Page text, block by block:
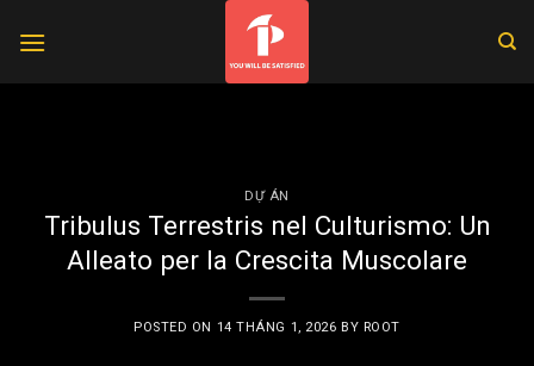
DỰ ÁN
Tribulus Terrestris nel Culturismo: Un
Alleato per la Crescita Muscolare
POSTED ON 14 THÁNG 1, 2026 BY ROOT